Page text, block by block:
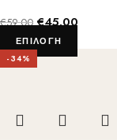
€59.00 €45.00
ΕΠΙΛΟΓΉ
-34%